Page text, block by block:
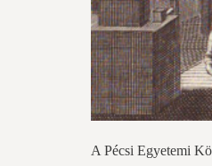
A Pécsi Egyetemi